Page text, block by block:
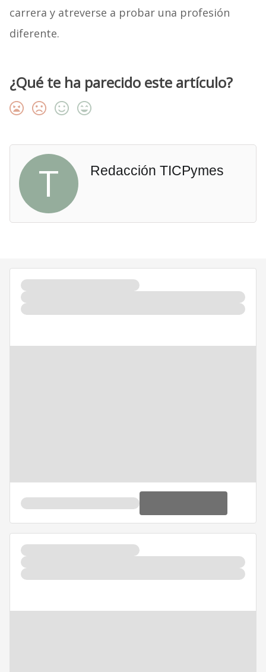
carrera y atreverse a probar una profesión
diferente.
¿Qué te ha parecido este artículo?
T Redacción TICPymes